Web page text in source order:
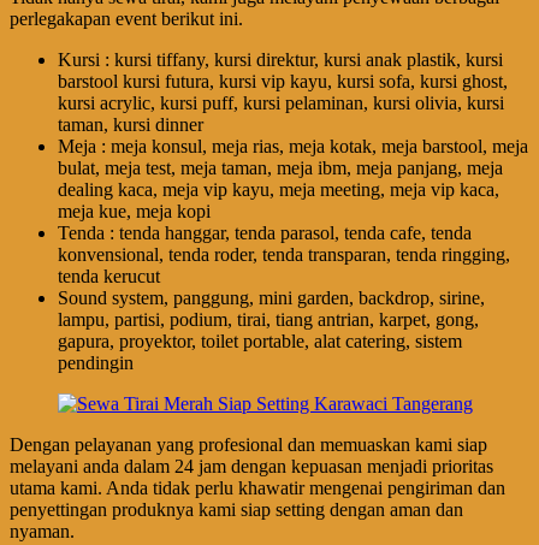
perlegakapan event berikut ini.
Kursi : kursi tiffany, kursi direktur, kursi anak plastik, kursi
barstool kursi futura, kursi vip kayu, kursi sofa, kursi ghost,
kursi acrylic, kursi puff, kursi pelaminan, kursi olivia, kursi
taman, kursi dinner
Meja : meja konsul, meja rias, meja kotak, meja barstool, meja
bulat, meja test, meja taman, meja ibm, meja panjang, meja
dealing kaca, meja vip kayu, meja meeting, meja vip kaca,
meja kue, meja kopi
Tenda : tenda hanggar, tenda parasol, tenda cafe, tenda
konvensional, tenda roder, tenda transparan, tenda ringging,
tenda kerucut
Sound system, panggung, mini garden, backdrop, sirine,
lampu, partisi, podium, tirai, tiang antrian, karpet, gong,
gapura, proyektor, toilet portable, alat catering, sistem
pendingin
Dengan pelayanan yang profesional dan memuaskan kami siap
melayani anda dalam 24 jam dengan kepuasan menjadi prioritas
utama kami. Anda tidak perlu khawatir mengenai pengiriman dan
penyettingan produknya kami siap setting dengan aman dan
nyaman.